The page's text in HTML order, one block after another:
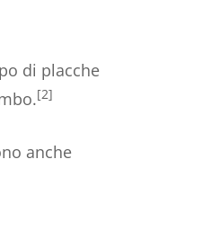
di placche
[2]
anche